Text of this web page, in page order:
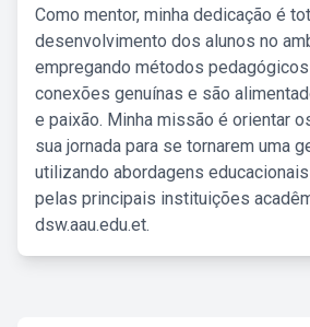
Como mentor, minha dedicação é
desenvolvimento dos alunos no
empregando métodos
conexões genuínas e são
e paixão. Minha missão é orientar
sua jornada para se tornarem uma
utilizando abordagens
pelas principais instituições
dsw.aau.edu.et.